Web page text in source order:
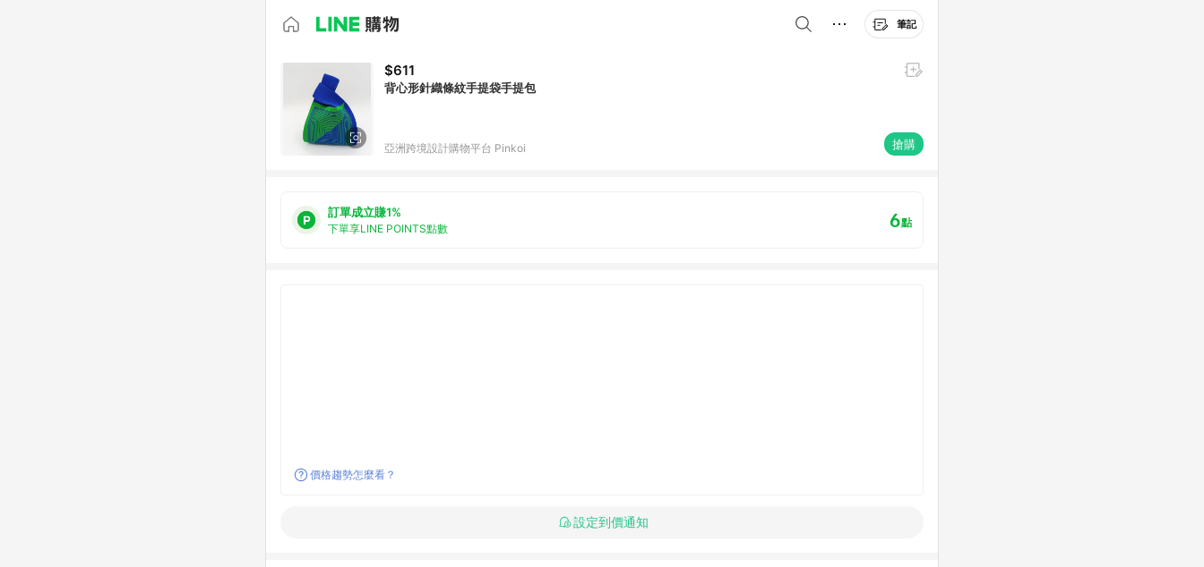
筆記
$611
背心形針織條紋手提袋手提包
亞洲跨境設計購物平台 Pinkoi 搶購
訂單成立賺1%
下單享LINE POINTS點數 6點
價格趨勢怎麼看？
設定到價通知